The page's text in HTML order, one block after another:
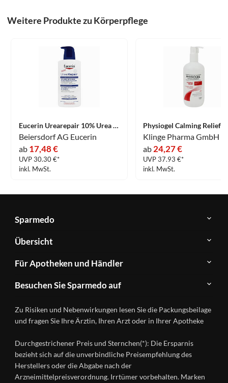
Weitere Produkte zu Körperpflege
Eucerin Urearepair 10% Urea Intensive Feuchtigkeitslotion 400 ml
Beiersdorf AG Eucerin
ab 17,48 €
UVP 30.30 €*
inkl. MwSt.
Klinge Pharma GmbH
ab 24,27 €
UVP 37.93 €*
inkl. MwSt.
Sparmedo
Über
Sparmedo
FAQ
Kontakt
Datenschutz
Nutzungsbedingungen
Übersicht
Herstellerverzeichnis
Produkte
A-
Ratgeber
Wirkstoffe
Gesundheitsmagazin
Für Apotheken und Händler
&
Händlerlogin
Besuchen Sie Sparmedo auf
Instagram
Zu Risiken und Nebenwirkungen lesen Sie die Packungsbeilage
und fragen Sie Ihre Ärztin, Ihren Arzt oder in Ihrer Apotheke
Durchgestrichener Preis und Sternchen(*): Die Ersparnis
bezieht sich auf die unverbindliche Preisempfehlung des
Herstellers oder die Abgabe nach der
Arzneimittelpreisverordnung. Irrtümer vorbehalten. Marken